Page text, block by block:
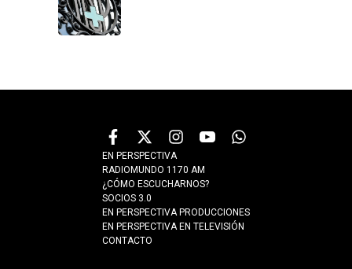
EN PERSPECTIVA
RADIOMUNDO 1170 AM
¿CÓMO ESCUCHARNOS?
SOCIOS 3.0
EN PERSPECTIVA PRODUCCIONES
EN PERSPECTIVA EN TELEVISIÓN
CONTACTO